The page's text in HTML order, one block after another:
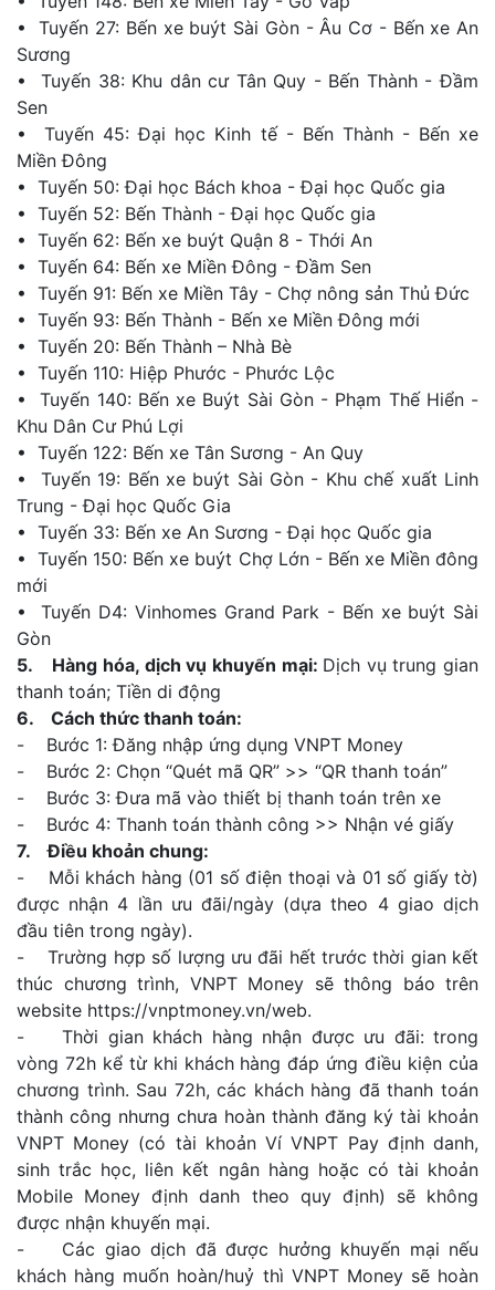
• Tuyến 27: Bến xe buýt Sài Gòn - Âu Cơ - Bến xe An
Sương
• Tuyến 38: Khu dân cư Tân Quy - Bến Thành - Đầm
Sen
• Tuyến 45: Đại học Kinh tế - Bến Thành - Bến xe
Miền Đông
• Tuyến 50: Đại học Bách khoa - Đại học Quốc gia
• Tuyến 52: Bến Thành - Đại học Quốc gia
• Tuyến 62: Bến xe buýt Quận 8 - Thới An
• Tuyến 64: Bến xe Miền Đông - Đầm Sen
• Tuyến 91: Bến xe Miền Tây - Chợ nông sản Thủ Đức
• Tuyến 93: Bến Thành - Bến xe Miền Đông mới
• Tuyến 20: Bến Thành – Nhà Bè
• Tuyến 110: Hiệp Phước - Phước Lộc
• Tuyến 140: Bến xe Buýt Sài Gòn - Phạm Thế Hiển -
Khu Dân Cư Phú Lợi
• Tuyến 122: Bến xe Tân Sương - An Quy
• Tuyến 19: Bến xe buýt Sài Gòn - Khu chế xuất Linh
Trung - Đại học Quốc Gia
• Tuyến 33: Bến xe An Sương - Đại học Quốc gia
• Tuyến 150: Bến xe buýt Chợ Lớn - Bến xe Miền đông
mới
• Tuyến D4: Vinhomes Grand Park - Bến xe buýt Sài
Gòn
5. Hàng hóa, dịch vụ khuyến mại: Dịch vụ trung gian
thanh toán; Tiền di động
6. Cách thức thanh toán:
- Bước 1: Đăng nhập ứng dụng VNPT Money
- Bước 2: Chọn “Quét mã QR” >> “QR thanh toán”
- Bước 3: Đưa mã vào thiết bị thanh toán trên xe
- Bước 4: Thanh toán thành công >> Nhận vé giấy
7. Điều khoản chung:
- Mỗi khách hàng (01 số điện thoại và 01 số giấy tờ)
được nhận 4 lần ưu đãi/ngày (dựa theo 4 giao dịch
đầu tiên trong ngày).
- Trường hợp số lượng ưu đãi hết trước thời gian kết
thúc chương trình, VNPT Money sẽ thông báo trên
website https://vnptmoney.vn/web.
- Thời gian khách hàng nhận được ưu đãi: trong
vòng 72h kể từ khi khách hàng đáp ứng điều kiện của
chương trình. Sau 72h, các khách hàng đã thanh toán
thành công nhưng chưa hoàn thành đăng ký tài khoản
VNPT Money (có tài khoản Ví VNPT Pay định danh,
sinh trắc học, liên kết ngân hàng hoặc có tài khoản
Mobile Money định danh theo quy định) sẽ không
được nhận khuyến mại.
- Các giao dịch đã được hưởng khuyến mại nếu
khách hàng muốn hoàn/huỷ thì VNPT Money sẽ hoàn